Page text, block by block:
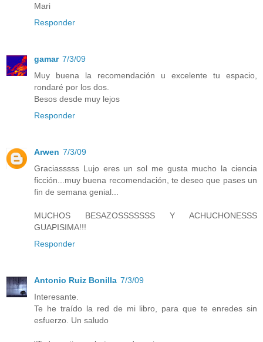
Mari
Responder
gamar 7/3/09
Muy buena la recomendación u excelente tu espacio,
rondaré por los dos.
Besos desde muy lejos
Responder
Arwen 7/3/09
Graciasssss Lujo eres un sol me gusta mucho la ciencia
ficción...muy buena recomendación, te deseo que pases un
fin de semana genial...
MUCHOS BESAZOSSSSSSS Y ACHUCHONESSS
GUAPISIMA!!!
Responder
Antonio Ruiz Bonilla 7/3/09
Interesante.
Te he traído la red de mi libro, para que te enredes sin
esfuerzo. Un saludo